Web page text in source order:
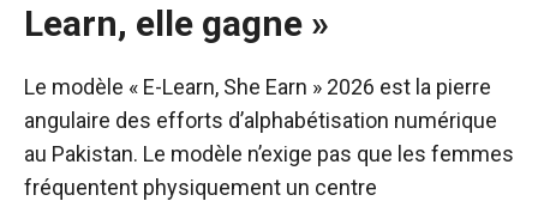
Learn, elle gagne »
Le modèle « E-Learn, She Earn » 2026 est la pierre
angulaire des efforts d’alphabétisation numérique
au Pakistan. Le modèle n’exige pas que les femmes
fréquentent physiquement un centre